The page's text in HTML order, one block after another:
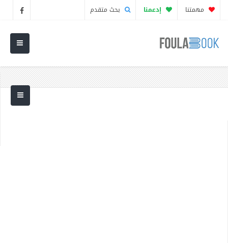
مهمتنا إدعمنا بحث متقدم